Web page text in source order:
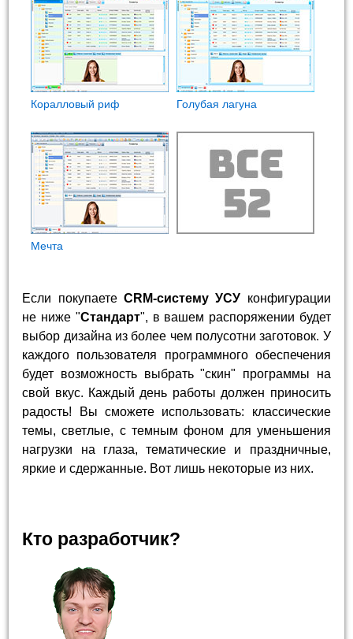
Коралловый риф Голубая лагуна
Мечта
Если покупаете CRM-систему УСУ конфигурации
не ниже "Стандарт", в вашем распоряжении будет
выбор дизайна из более чем полусотни заготовок. У
каждого пользователя программного обеспечения
будет возможность выбрать "скин" программы на
свой вкус. Каждый день работы должен приносить
радость! Вы сможете использовать: классические
темы, светлые, с темным фоном для уменьшения
нагрузки на глаза, тематические и праздничные,
яркие и сдержанные. Вот лишь некоторые из них.
Кто разработчик?